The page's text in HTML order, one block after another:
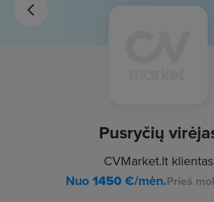
Pusryčių
CVMarket.lt klientas
Nuo1450€/mėn.Prieš